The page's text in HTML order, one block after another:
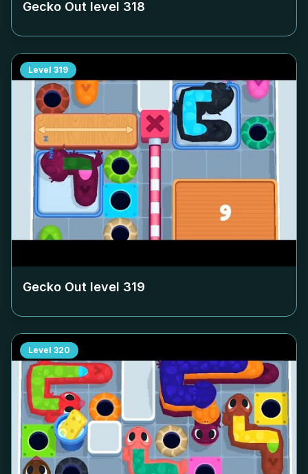
Gecko Out level 318
Level 319
Gecko Out level 319
Level 320